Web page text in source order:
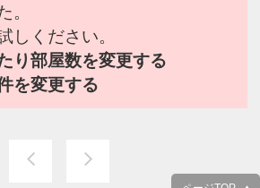
。
しください。
り部屋数を変更する
を変更する